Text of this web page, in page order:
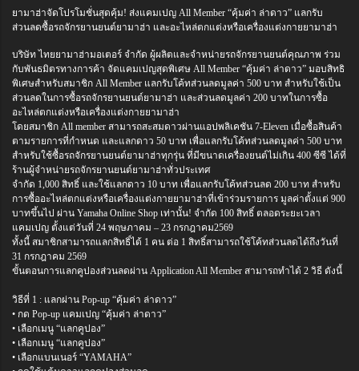
ยามาฮ่าจัดโปรโมชั่นสุดคุ้ม! ส่งแคมเปญ All Member “คุ้มค่า ล่าดาว” แลกรับ
ส่วนลดซื้อรถจักรยานยนต์ยามาฮ่า และอะไหล่ตกแต่งหรือเครื่องแต่งกายยามาฮ่า
บริษัท ไทยยามาฮ่ามอเตอร์ จำกัด ผู้ผลิตและจำหน่ายรถจักรยานยนต์คุณภาพ ร่วม
กับพันธมิตรทางการค้า จัดแคมเปญสุดพิเศษ All Member “คุ้มค่า ล่าดาว” มอบสิทธิ
พิเศษสำหรับสมาชิก All Member แลกรับโค้ทส่วนลดมูลค่า 500 บาท สำหรับใช้เป็น
ส่วนลดในการซื้อรถจักรยานยนต์ยามาฮ่า และส่วนลดมูลค่า 200 บาทในการซื้อ
อะไหล่ตกแต่งหรือเครื่องแต่งกายยามาฮ่า
โดยสมาชิก All member สามารถสะสมดาวผ่านแอปพลิเคชัน 7-Eleven เมื่อซื้อสินค้า
ตามรายการที่กำหนด และแลกดาว 50 บาท เพื่อแลกรับโค้ทส่วนลดมูลค่า 500 บาท
สำหรับใช้ซื้อรถจักรยานยนต์ยามาฮ่าทุกรุ่น ที่มีขนาดเครื่องยนต์ไม่เกิน 400 ซีซี ได้ที่
ร้านผู้จำหน่ายรถจักรยานยนต์ยามาฮ่าทั่วประเทศ
จำกัด 1,000 สิทธิ์ และใช้แลกดาว 10 บาท เพื่อแลกรับโค้ทส่วนลด 200 บาท สำหรับ
การซื้ออะไหล่ตกแต่งหรือเครื่องแต่งกายยามาฮ่าที่เข้าร่วมรายการ มูลค่าตั้งแต่ 900
บาทขึ้นไป ผ่าน Yamaha Online Shop เท่านั้น! จำกัด 100 สิทธิ์ ตลอดระยะเวลา
แคมเปญ ตั้งแต่วันที่ 24 พฤษภาคม – 23 กรกฎาคม2569
ทั้งนี้ สมาชิกสามารถแลกสิทธิ์ได้ 1 คน ต่อ 1 สิทธิ์สามารถใช้โค้ทส่วนลดได้ถึงวันที่
31 กรกฎาคม 2569
ขั้นตอนการแลกคูปองส่วนลดผ่าน Application All Member สามารถทำได้ 2 วิธี ดังนี้
วิธีที่ 1 : แลกผ่าน Pop-up “คุ้มค่า ล่าดาว”
• กด Pop-up แคมเปญ “คุ้มค่า ล่าดาว”
• เลือกเมนู “แลกคูปอง”
• เลือกเมนู “แลกคูปอง”
• เลือกแบนเนอร์ “YAMAHA”